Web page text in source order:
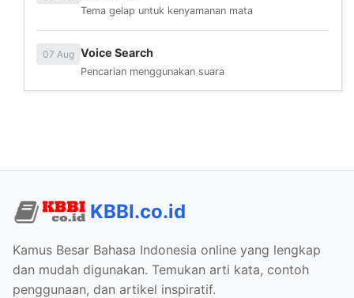
Tema gelap untuk kenyamanan mata
07 Aug Voice Search
Pencarian menggunakan suara
KBBI.co.id
Kamus Besar Bahasa Indonesia online yang lengkap
dan mudah digunakan. Temukan arti kata, contoh
penggunaan, dan artikel inspiratif.